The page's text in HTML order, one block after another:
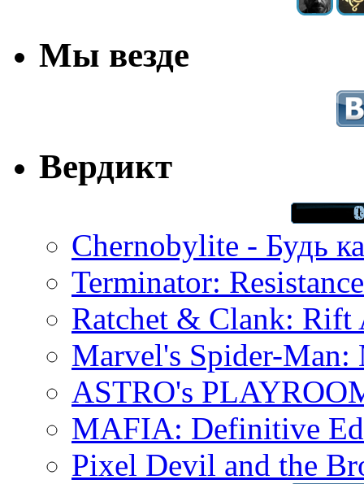
Мы везде
Вердикт
Chernobylite - Будь
Terminator:
Ratchet & Clank: Rift
Marvel's Spider-Man:
ASTRO's
MAFIA: Definitive
Pixel Devil and the